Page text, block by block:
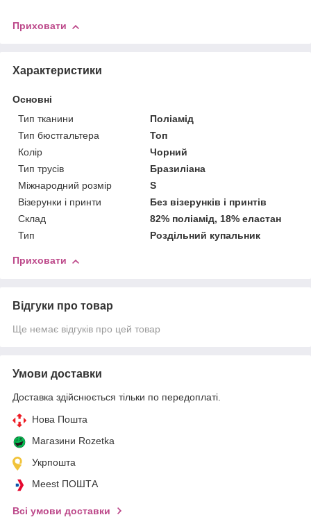
Приховати
Характеристики
Основні
Тип тканини
Поліамід
Тип бюстгальтера
Топ
Колір
Чорний
Тип трусів
Бразиліана
Міжнародний розмір
S
Візерунки і принти
Без візерунків і принтів
Склад
82% поліамід, 18% еластан
Тип
Роздільний купальник
Приховати
Відгуки про товар
Ще немає відгуків про цей товар
Умови доставки
Доставка здійснюється тільки по передоплаті.
Нова Пошта
Магазини Rozetka
Укрпошта
Meest ПОШТА
Всі умови доставки